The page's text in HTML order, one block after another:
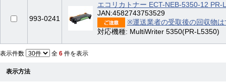
993-0241
エコリカトナー ECT-NEB-5350-12 PR-
JAN:4582743753529
※運送業者の受取後の回収物
対応機種: MultiWriter 5350(PR-L5350)
表示件数 全 6 件を表示
表示方法